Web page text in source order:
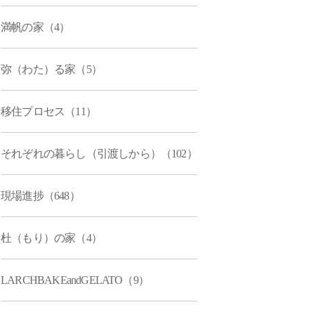
満帆の家（4）
弥（わた）る家（5）
移住プロセス（11）
それぞれの暮らし（引渡しから）（102）
現場進捗（648）
杜（もり）の家（4）
LARCHBAKEandGELATO（9）